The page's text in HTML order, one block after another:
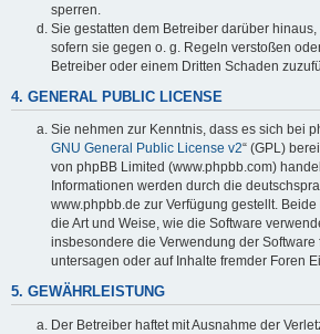
sperren.
Sie gestatten dem Betreiber darüber hinaus,
sofern sie gegen o. g. Regeln verstoßen
Betreiber oder einem Dritten Schaden
4. GENERAL PUBLIC LICENSE
Sie nehmen zur Kenntnis, dass es sich bei
GNU General Public License v2“ (GPL)
von phpBB Limited (www.phpbb.com)
Informationen werden durch die
www.phpbb.de zur Verfügung gestellt.
die Art und Weise, wie die Software
insbesondere die Verwendung der Software
untersagen oder auf Inhalte fremder Foren
5. GEWÄHRLEISTUNG
Der Betreiber haftet mit Ausnahme der